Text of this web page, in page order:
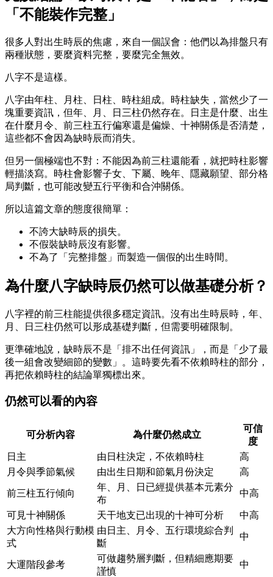
「不能裝作完整」
很多人對出生時辰的焦慮，來自一個誤會：他們以為排盤只有
兩種狀態，要麼資料完整，要麼完全無效。
八字不是這樣。
八字由年柱、月柱、日柱、時柱組成。時柱缺失，當然少了一
塊重要資訊，但年、月、日三柱仍然存在。日主是什麼、出生
在什麼月令、前三柱五行偏寒還是偏燥、十神關係是否清楚，
這些都不會因為缺時辰而消失。
但另一個極端也不對：不能因為前三柱還能看，就把時柱影響
輕描淡寫。時柱會影響子女、下屬、晚年、隱藏願望、部分格
局判斷，也可能改變五行平衡和合沖關係。
所以這篇文章的態度很簡單：
不誇大缺時辰的損失。
不假裝缺時辰沒有影響。
不為了「完整排盤」而製造一個假的出生時間。
為什麼八字缺時辰仍然可以做基礎分析？
八字裡的前三柱能提供很多穩定資訊。沒有出生時辰時，年、
月、日三柱仍然可以形成基礎判斷，但需要明確限制。
更準確地說，缺時辰不是「排不出任何資訊」，而是「少了最
後一組會改變細節的變數」。這時要先看不依賴時柱的部分，
再把依賴時柱的結論單獨標出來。
仍然可以看的內容
可分析內容 為什麼仍然成立
可信
度
日主
由日柱決定，不依賴時柱
高
月令與季節氣候
由出生日期和節氣月份決定 高
前三柱五行傾向
年、月、日已經提供基本元素分
布
中高
可見十神關係 天干地支已出現的十神可分析
中高
大方向性格與行動模
式
由日主、月令、五行環境綜合判
斷
中
大運階段參考
可做趨勢層判斷，但精細應期要
謹慎
中